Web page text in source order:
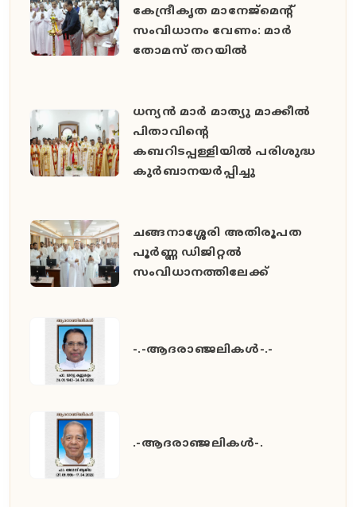
കേന്ദ്രീകൃത മാനേജ്മെന്റ്
സംവിധാനം വേണം: മാർ
തോമസ് തറയിൽ
ധന്യൻ മാർ മാത്യു മാക്കീൽ
പിതാവിൻ്റെ
കബറിടപ്പള്ളിയിൽ പരിശുദ്ധ
കുർബാനയർപ്പിച്ചു
ചങ്ങനാശ്ശേരി അതിരൂപത
പൂർണ്ണ ഡിജിറ്റൽ
സംവിധാനത്തിലേക്ക്
-.-ആദരാഞ്ജലികൾ-.-
.-ആദരാഞ്ജലികൾ-.